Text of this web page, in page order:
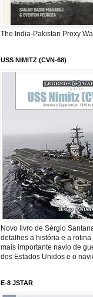
The India-Pakistan Proxy
USS NIMITZ (CVN-68)
Novo livro de Sérgio
detalhes a história e a
mais importante navio de
dos Estados Unidos e o
E-8 JSTAR